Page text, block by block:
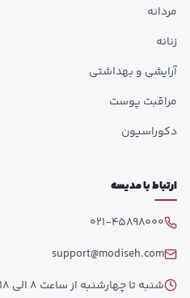
مردانه
زنانه
آرایشی و بهداشتی
مراقبت پوست
دکوراسیون
ارتباط با مدیسه
021-45898000
support@modiseh.com